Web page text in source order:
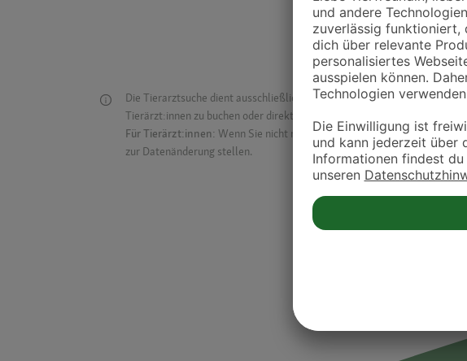
Die Tierarztsuche dient ausschließlich dazu, Tierarztpraxen und
Tierärzt:innen zu buchen oder direkt mit ihnen in Kontakt zu treten. Bitte
Für Tierärzt:innen: Wenn Sie nicht mehr auf der Dr. Fressnapf
zur Datenänderung stellen.